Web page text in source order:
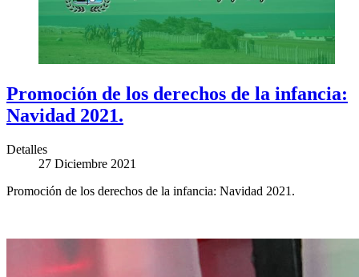
Promoción de los derechos de la infancia:
Navidad 2021.
Detalles
27 Diciembre 2021
Promoción de los derechos de la infancia: Navidad 2021.